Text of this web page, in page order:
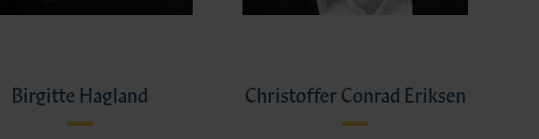
Birgitte Hagland Christoffer Conrad Eriksen